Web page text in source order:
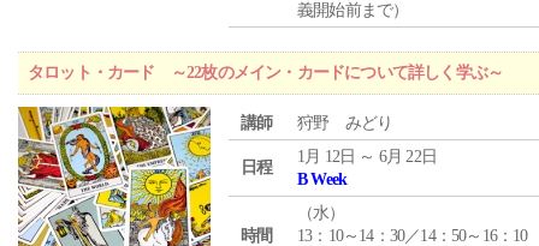
義開始前まで）
タロット・カード ～22枚のメイン・カードについて詳しく学ぶ～
講師 狩野 みどり
日程
1月 12日 ～ 6月 22日
B Week
時間
（水）
13：10～14：30／14：50～16：10